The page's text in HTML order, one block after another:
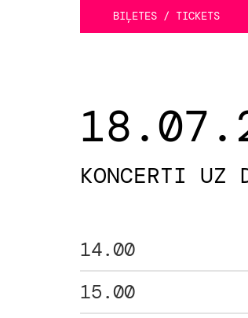
BIĻETES / TICKETS
KONCERTI UZ
14.00
15.00